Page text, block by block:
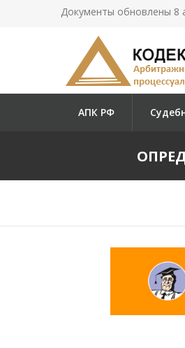
Документы обновлены 8
АПК РФ